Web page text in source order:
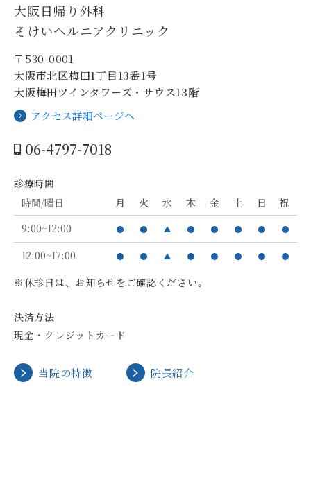
大阪日帰り外科
そけいヘルニアクリニック
〒530-0001
大阪市北区梅田1丁目13番1号
大阪梅田ツインタワーズ・サウス13階
アクセス詳細ページへ
06-4797-7018
診療時間
時間/曜日
月 火 水 木 金 土 日
祝
9:00~12:00
12:00~17:00
※休診日は、お知らせをご確認ください。
決済方法
現金・クレジットカード
当院の特徴 院長紹介